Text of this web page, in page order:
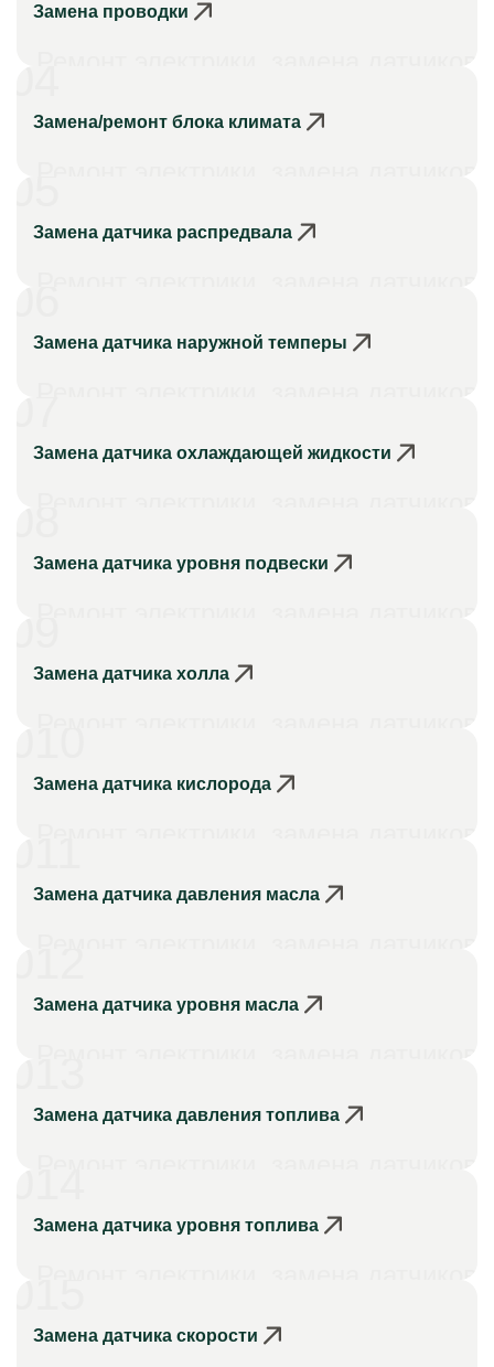
Замена проводки
Замена/ремонт блока климата
Замена датчика распредвала
Замена датчика наружной темперы
Замена датчика охлаждающей жидкости
Замена датчика уровня подвески
Замена датчика холла
Замена датчика кислорода
Замена датчика давления масла
Замена датчика уровня масла
Замена датчика давления топлива
Замена датчика уровня топлива
Замена датчика скорости